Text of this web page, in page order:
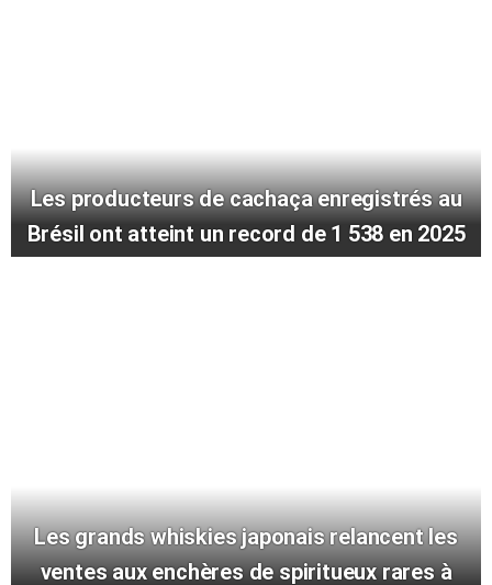
Les producteurs de cachaça enregistrés au
Brésil ont atteint un record de 1 538 en 2025
Les grands whiskies japonais relancent les
ventes aux enchères de spiritueux rares à